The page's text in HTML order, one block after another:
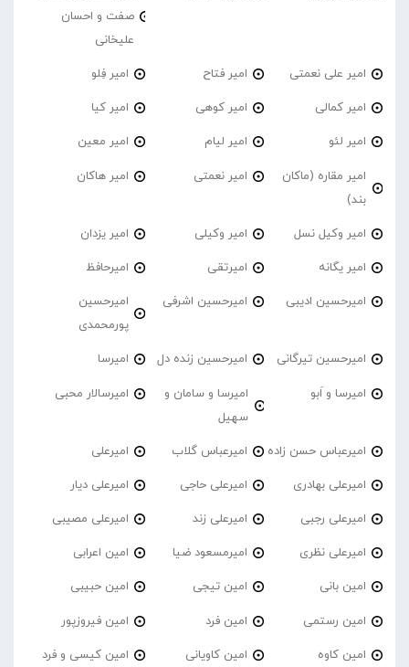
صفت و احسان
علیخانی
امیر علی نعمتی امیر فتاح امیر فِلو
امیر کمالی امیر کوهی امیر کیا
امیر لئو امیر لیام امیر معین
امیر مقاره (ماکان
بند)
امیر نعمتی امیر هاکان
امیر وکیل نسل امیر وکیلی امیر یزدان
امیر یگانه امیرتقی امیرحافظ
امیرحسین ادیبی امیرحسین اشرفی
امیرحسین
پورمحمدی
امیرحسین تیرگانی امیرحسین زنده دل امیرسا
امیرسا و اَبو
امیرسا و سامان و
سهیل
امیرسالار محبی
امیرعباس حسن زاده امیرعباس گلاب امیرعلی
امیرعلی بهادری امیرعلی حاجی امیرعلی دیار
امیرعلی رجبی امیرعلی زند امیرعلی مصیبی
امیرعلی نظری امیرمسعود ضیا امین اعرابی
امین بانی امین تیجی امین حبیبی
امین رستمی امین فرد امین فیروزپور
امین کاوه امین کاویانی امین کیسی و فرد